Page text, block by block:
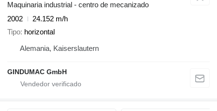
Maquinaria industrial - centro de mecanizado
2002
24.152 m/h
Tipo horizontal
Alemania, Kaiserslautern
GINDUMAC GmbH